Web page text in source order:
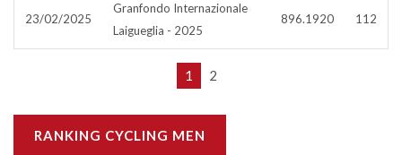
23/02/2025
Granfondo Internazionale
Laigueglia - 2025
896.1920 112
1 2
RANKING CYCLING MEN